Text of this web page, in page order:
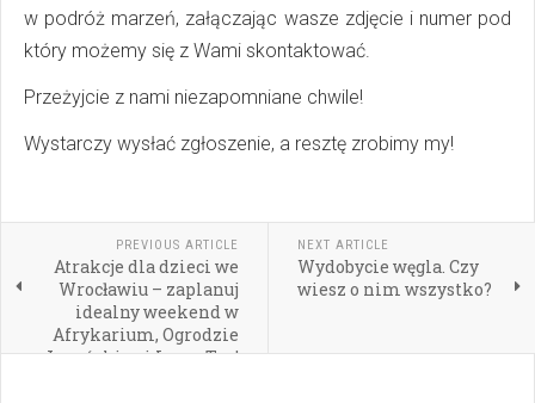
w podróż marzeń, załączając wasze zdjęcie i numer pod
który możemy się z Wami skontaktować.
Przeżyjcie z nami niezapomniane chwile!
Wystarczy wysłać zgłoszenie, a resztę zrobimy my!
PREVIOUS ARTICLE
Atrakcje dla dzieci we
Wrocławiu – zaplanuj
idealny weekend w
Afrykarium, Ogrodzie
Japońskim i Laser Tag!
NEXT ARTICLE
Wydobycie węgla. Czy
wiesz o nim wszystko?